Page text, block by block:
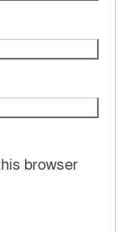
browser